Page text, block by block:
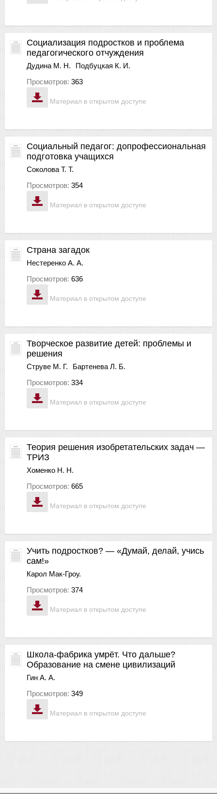
Материал в открытом доступе
Социализация подростков и проблема
педагогического отчуждения
Дудина М. Н.
Подбуцкая К. И.
Просмотров: 363
Материал в открытом доступе
Социальный педагог: допрофессиональная
подготовка учащихся
Соколова Т. Т.
Просмотров: 354
Материал в открытом доступе
Страна загадок
Нестеренко А. А.
Просмотров: 636
Материал в открытом доступе
Творческое развитие детей: проблемы и
решения
Струве М. Г.
Бартенева Л. Б.
Просмотров: 334
Материал в открытом доступе
Теория решения изобретательских задач —
ТРИЗ
Хоменко Н. Н.
Просмотров: 665
Материал в открытом доступе
Учить подростков? — «Думай, делай, учись
сам!»
Карол Мак-Гроу.
Просмотров: 374
Материал в открытом доступе
Школа-фабрика умрёт. Что дальше?
Образование на смене цивилизаций
Гин А. А.
Просмотров: 349